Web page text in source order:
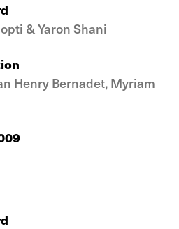
& Yaron Shani
Henry Bernadet, Myriam